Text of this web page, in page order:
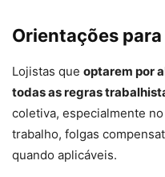
Orientações
Lojistas que optarem por
todas as regras
coletiva, especialmente
trabalho, folgas
quando aplicáveis.